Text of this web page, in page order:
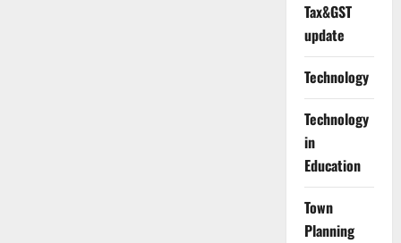
Tax&GST
update
Technology
Technology
in
Education
Town
Planning